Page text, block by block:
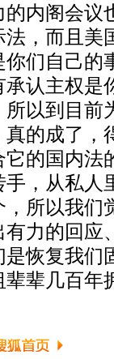
内阁会议
，而且美
们自己的
认主权是
以到目前
的成了，
的国内法
，从私人
所以我们
力的回应
恢复我们
辈几百年